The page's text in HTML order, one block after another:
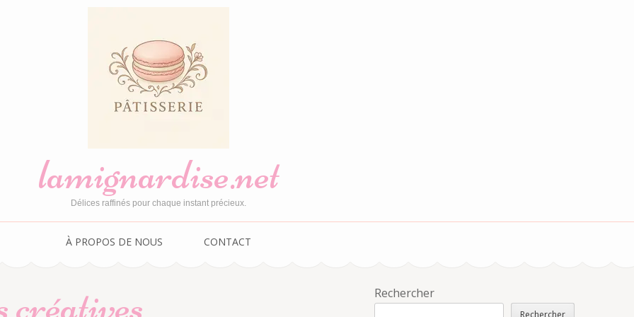
lamignardise.net
Délices raffinés pour chaque instant précieux.
À PROPOS DE NOUS CONTACT
créatives Rechercher